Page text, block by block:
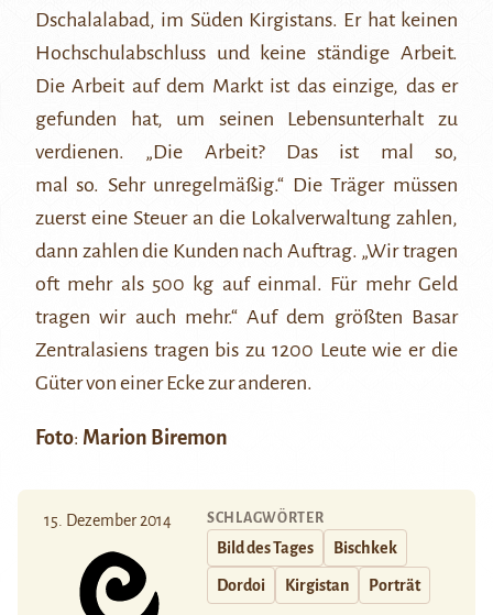
Dschalalabad, im Süden Kirgistans. Er hat keinen
Hochschulabschluss und keine ständige Arbeit.
Die Arbeit auf dem Markt ist das einzige, das er
gefunden hat, um seinen Lebensunterhalt zu
verdienen. „Die Arbeit? Das ist mal so,
mal so. Sehr unregelmäßig.“ Die Träger müssen
zuerst eine Steuer an die Lokalverwaltung zahlen,
dann zahlen die Kunden nach Auftrag. „Wir tragen
oft mehr als 500 kg auf einmal. Für mehr Geld
tragen wir auch mehr.“ Auf dem größten Basar
Zentralasiens tragen bis zu 1200 Leute wie er die
Güter von einer Ecke zur anderen.
Foto: Marion Biremon
15. Dezember 2014 SCHLAGWÖRTER
Bild des Tages Bischkek
Dordoi Kirgistan Porträt